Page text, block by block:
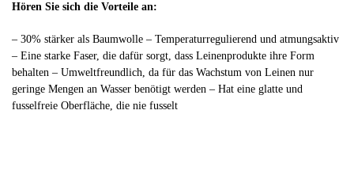
Hören Sie sich die Vorteile an:
– 30% stärker als Baumwolle – Temperaturregulierend und atmungsaktiv
– Eine starke Faser, die dafür sorgt, dass Leinenprodukte ihre Form
behalten – Umweltfreundlich, da für das Wachstum von Leinen nur
geringe Mengen an Wasser benötigt werden – Hat eine glatte und
fusselfreie Oberfläche, die nie fusselt